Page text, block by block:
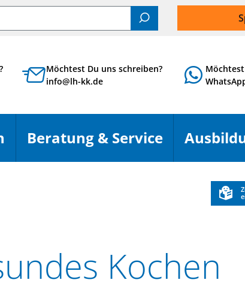
Suchen
Möchtest Du uns schreiben?
info@lh-kk.de
Menü öffnen
Beratung & Service
Menü
Kochen